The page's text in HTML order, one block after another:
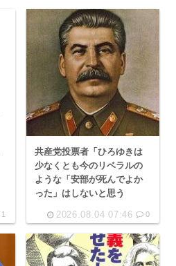
1
共産党投票者「ひろゆきは
少なくとも今のリベラルの
ような「安部が死んでよか
った」はしないと思う
2026.08.04 07:46 0